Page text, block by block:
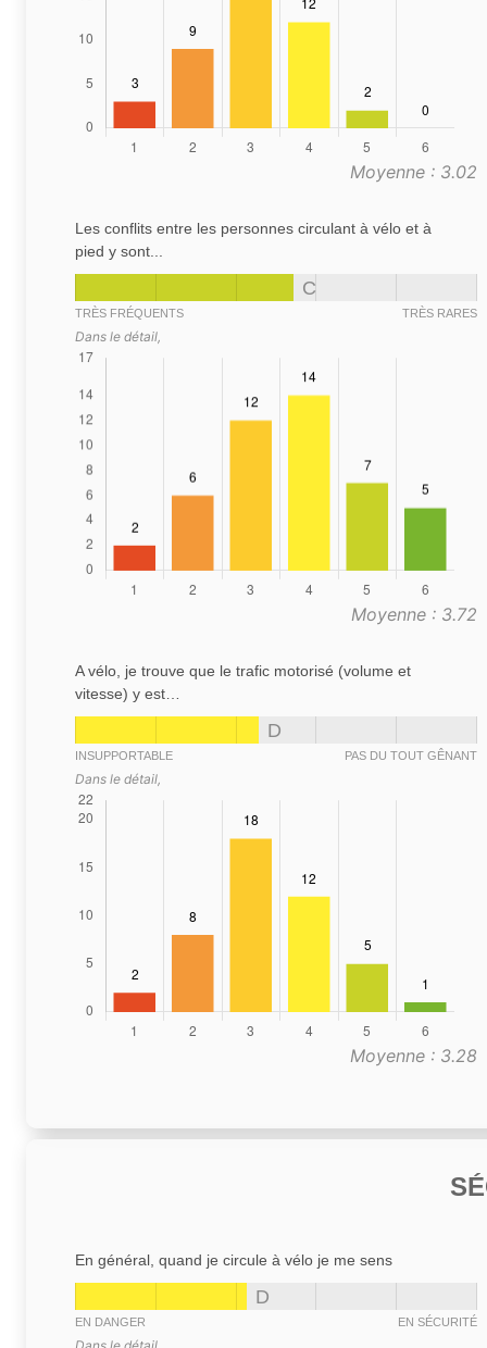
Moyenne : 3.02
Les conflits entre les personnes circulant à vélo et à
pied y sont...
C
TRÈS FRÉQUENTS TRÈS RARES
Dans le détail,
Moyenne : 3.72
A vélo, je trouve que le trafic motorisé (volume et
vitesse) y est…
D
INSUPPORTABLE PAS DU TOUT GÊNANT
Dans le détail,
Moyenne : 3.28
En général, quand je circule à vélo je me sens
D
EN DANGER EN SÉCURITÉ